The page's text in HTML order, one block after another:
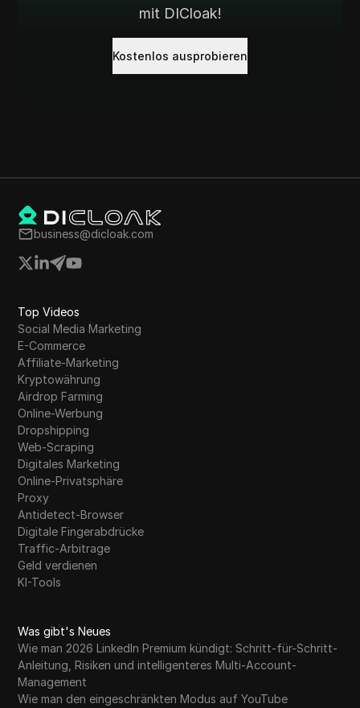
mit DICloak!
Kostenlos ausprobieren
business@dicloak.com
Top Videos
Social Media Marketing
E-Commerce
Affiliate-Marketing
Kryptowährung
Airdrop Farming
Online-Werbung
Dropshipping
Web-Scraping
Digitales Marketing
Online-Privatsphäre
Proxy
Antidetect-Browser
Digitale Fingerabdrücke
Traffic-Arbitrage
Geld verdienen
KI-Tools
Was gibt's Neues
Wie man 2026 LinkedIn Premium kündigt: Schritt-für-Schritt-
Anleitung, Risiken und intelligenteres Multi-Account-
Management
Wie man den eingeschränkten Modus auf YouTube